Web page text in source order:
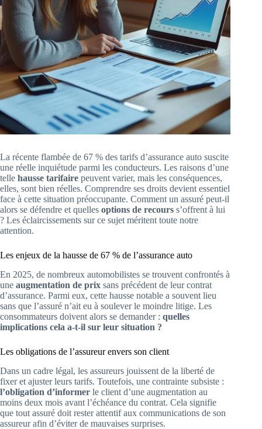
La récente flambée de 67 % des tarifs d’assurance auto suscite
une réelle inquiétude parmi les conducteurs. Les raisons d’une
telle hausse tarifaire peuvent varier, mais les conséquences,
elles, sont bien réelles. Comprendre ses droits devient essentiel
face à cette situation préoccupante. Comment un assuré peut-il
alors se défendre et quelles options de recours s’offrent à lui
? Les éclaircissements sur ce sujet méritent toute notre
attention.
Les enjeux de la hausse de 67 % de l’assurance auto
En 2025, de nombreux automobilistes se trouvent confrontés à
une augmentation de prix sans précédent de leur contrat
d’assurance. Parmi eux, cette hausse notable a souvent lieu
sans que l’assuré n’ait eu à soulever le moindre litige. Les
consommateurs doivent alors se demander : quelles
implications cela a-t-il sur leur situation ?
Les obligations de l’assureur envers son client
Dans un cadre légal, les assureurs jouissent de la liberté de
fixer et ajuster leurs tarifs. Toutefois, une contrainte subsiste :
l’obligation d’informer le client d’une augmentation au
moins deux mois avant l’échéance du contrat. Cela signifie
que tout assuré doit rester attentif aux communications de son
assureur afin d’éviter de mauvaises surprises.